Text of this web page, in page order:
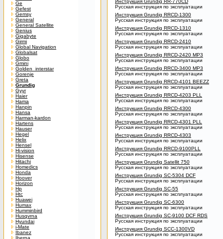
Ge
Gefest
Gemsy
General
General Satellite
Genius
Gigabyte
Girmi
Global Navigation
Globalsat
Globo
Gmini
Golden_interstar
Gorenje
Greta
Grundig
Gyyr
Haier
Hama
Hanpin
Hansa
Harman-kardon
Hartens
Hauser
Hegel
Helix
Hensel
Hi-vision
Hisense
Hitachi
Homedics
Honda
Hoover
Horizon
Hp
Htc
Huawei
Humax
Humminbird
Husqvrna
Hyundai
i-Mate
Ibanez
Iberna
Инструкция Grundig RR-770CD
Русская инструкция по эксплуатации
Инструкция Grundig RRCD-1300
Русская инструкция по эксплуатации
Инструкция Grundig RRCD-1310
Русская инструкция по эксплуатации
Инструкция Grundig RRCD-2410
Русская инструкция по эксплуатации
Инструкция Grundig RRCD-2420 MP3
Русская инструкция по эксплуатации
Инструкция Grundig RRCD-3400 MP3
Русская инструкция по эксплуатации
Инструкция Grundig RRCD-4101 BEEZZ
Русская инструкция по эксплуатации
Инструкция Grundig RRCD-4203 PLL
Русская инструкция по эксплуатации
Инструкция Grundig RRCD-4300
Русская инструкция по эксплуатации
Инструкция Grundig RRCD-4301 PLL
Русская инструкция по эксплуатации
Инструкция Grundig RRCD-4303
Русская инструкция по эксплуатации
Инструкция Grundig RRCD-9100PLL
Русская инструкция по эксплуатации
Инструкция Grundig Satellit 750
Русская инструкция по эксплуатации
Инструкция Grundig SC-5304 DCF
Русская инструкция по эксплуатации
Инструкция Grundig SC-55
Русская инструкция по эксплуатации
Инструкция Grundig SC-6300
Русская инструкция по эксплуатации
Инструкция Grundig SC-9100 DCF RDS
Русская инструкция по эксплуатации
Инструкция Grundig SCC-1300VD
Русская инструкция по эксплуатации